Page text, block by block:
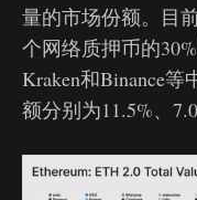
量的市场份额。目
个网络质押币的
Kraken和Binance
额分别为11.5%、